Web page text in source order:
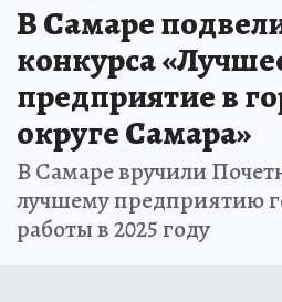
В Самаре
конкурса
предприятие в
округе Самара»
В Самаре вручили
лучшему предприятию
работы в 2025 году